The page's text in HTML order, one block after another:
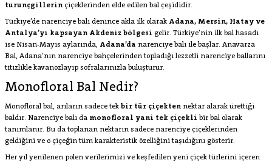
turunçgillerin çiçeklerinden elde edilen bal çeşididir.
Türkiye’de narenciye balı denince akla ilk olarak Adana, Mersin, Hatay ve
Antalya’yı kapsayan Akdeniz bölgesi gelir. Türkiye’nin ilk bal hasadı
ise Nisan-Mayıs aylarında, Adana’da narenciye balı ile başlar. Anavarza
Bal, Adana’nın narenciye bahçelerinden topladığı lezzetli narenciye ballarını
titizlikle kavanozlayıp sofralarınızla buluşturur.
Monofloral Bal Nedir?
Monofloral bal, arıların sadece tek bir tür çiçekten nektar alarak ürettiği
baldır. Narenciye balı da monofloral yani tek çiçekli bir bal olarak
tanımlanır. Bu da toplanan nektarın sadece narenciye çiçeklerinden
geldiğini ve o çiçeğin tüm karakteristik özelliğini taşıdığını gösterir.
Her yıl yenilenen polen verilerimizi ve keşfedilen yeni çiçek türlerini içeren